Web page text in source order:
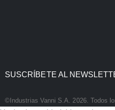
SUSCRÍBETE AL
©Industrias Vanni S.A. 2026. Todos